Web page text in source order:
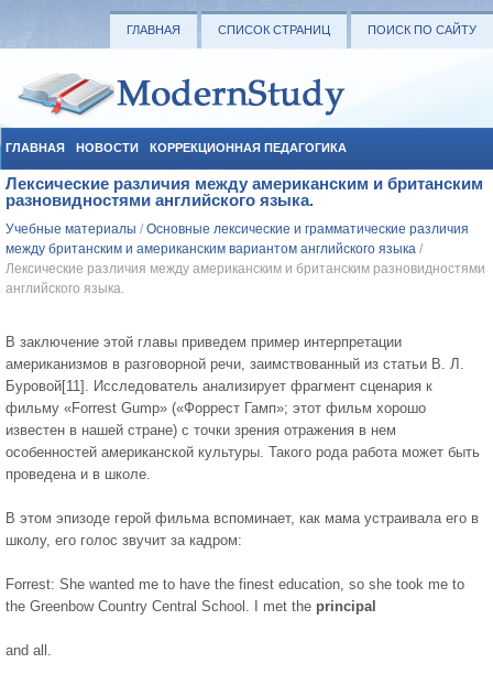
ГЛАВНАЯ СПИСОК СТРАНИЦ ПОИСК ПО САЙТУ
ГЛАВНАЯ НОВОСТИ КОРРЕКЦИОННАЯ ПЕДАГОГИКА
СОЦИАЛЬНАЯ ПЕДАГОГИКА УЧЕБНЫЕ МАТЕРИАЛЫ
Лексические различия между американским и британским
разновидностями английского языка.
Учебные материалы / Основные лексические и грамматические различия
между британским и американским вариантом английского языка /
Лексические различия между американским и британским разновидностями
английского языка.
В заключение этой главы приведем пример интерпретации
американизмов в разговорной речи, заимствованный из статьи В. Л.
Буровой[11]. Исследователь анализирует фрагмент сценария к
фильму «Forrest Gump» («Форрест Гамп»; этот фильм хорошо
известен в нашей стране) с точки зрения отражения в нем
особенностей американской культуры. Такого рода работа может быть
проведена и в школе.
В этом эпизоде герой фильма вспоминает, как мама устраивала его в
школу, его голос звучит за кадром:
Forrest: She wanted me to have the finest education, so she took me to
the Greenbow Country Central School. I met the principal
and all.